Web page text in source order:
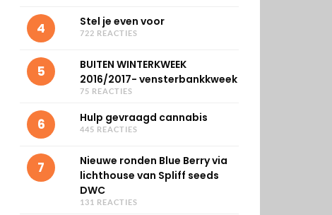
4 Stel je even voor
722 REACTIES
5
BUITEN WINTERKWEEK
2016/2017- vensterbankkweek
75 REACTIES
6 Hulp gevraagd cannabis
445 REACTIES
7
Nieuwe ronden Blue Berry via
lichthouse van Spliff seeds
DWC
131 REACTIES